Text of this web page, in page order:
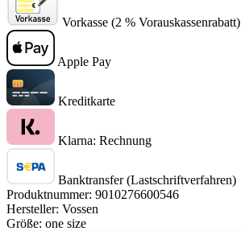
Vorkasse (2 % Vorauskassenrabatt)
Apple Pay
Kreditkarte
Klarna: Rechnung
Banktransfer (Lastschriftverfahren)
Produktnummer: 9010276600546
Hersteller: Vossen
Größe: one size